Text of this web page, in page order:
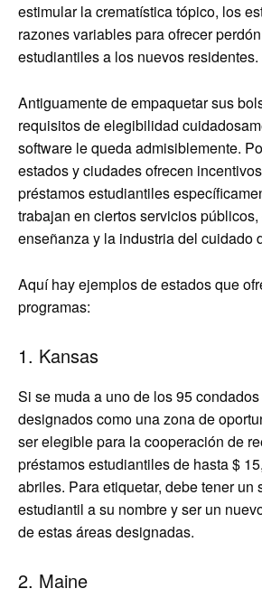
estimular la crematística tópico, los
razones variables para ofrecer
estudiantiles a los nuevos residentes.
Antiguamente de empaquetar sus
requisitos de elegibilidad
software le queda admisiblemente.
estados y ciudades ofrecen
préstamos estudiantiles
trabajan en ciertos servicios
enseñanza y la industria del cuidado
Aquí hay ejemplos de estados que
programas:
1. Kansas
Si se muda a uno de los 95
designados como una zona de
ser elegible para la cooperación de
préstamos estudiantiles de hasta $
abriles. Para etiquetar, debe tener un
estudiantil a su nombre y ser un
de estas áreas designadas.
2. Maine